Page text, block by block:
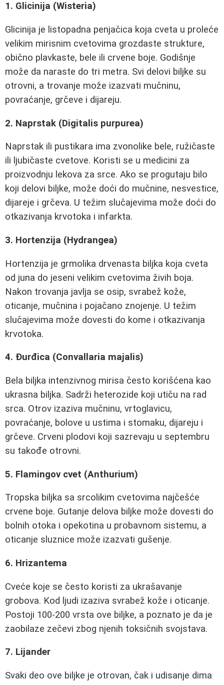
1. Glicinija (Wisteria)
Glicinija je listopadna penjačica koja cveta u proleće
velikim mirisnim cvetovima grozdaste strukture,
obično plavkaste, bele ili crvene boje. Godišnje
može da naraste do tri metra. Svi delovi biljke su
otrovni, a trovanje može izazvati mučninu,
povraćanje, grčeve i dijareju.
2. Naprstak (Digitalis purpurea)
Naprstak ili pustikara ima zvonolike bele, ružičaste
ili ljubičaste cvetove. Koristi se u medicini za
proizvodnju lekova za srce. Ako se progutaju bilo
koji delovi biljke, može doći do mučnine, nesvestice,
dijareje i grčeva. U težim slučajevima može doći do
otkazivanja krvotoka i infarkta.
3. Hortenzija (Hydrangea)
Hortenzija je grmolika drvenasta biljka koja cveta
od juna do jeseni velikim cvetovima živih boja.
Nakon trovanja javlja se osip, svrabež kože,
oticanje, mučnina i pojačano znojenje. U težim
slučajevima može dovesti do kome i otkazivanja
krvotoka.
4. Đurđica (Convallaria majalis)
Bela biljka intenzivnog mirisa često korišćena kao
ukrasna biljka. Sadrži heterozide koji utiču na rad
srca. Otrov izaziva mučninu, vrtoglavicu,
povraćanje, bolove u ustima i stomaku, dijareju i
grčeve. Crveni plodovi koji sazrevaju u septembru
su takođe otrovni.
5. Flamingov cvet (Anthurium)
Tropska biljka sa srcolikim cvetovima najčešće
crvene boje. Gutanje delova biljke može dovesti do
bolnih otoka i opekotina u probavnom sistemu, a
oticanje sluznice može izazvati gušenje.
6. Hrizantema
Cveće koje se često koristi za ukrašavanje
grobova. Kod ljudi izaziva svrabež kože i oticanje.
Postoji 100-200 vrsta ove biljke, a poznato je da je
zaobilaze zečevi zbog njenih toksičnih svojstava.
7. Lijander
Svaki deo ove biljke je otrovan, čak i udisanje dima